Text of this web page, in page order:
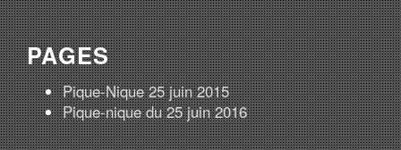
PAGES
Pique-Nique 25 juin 2015
Pique-nique du 25 juin 2016